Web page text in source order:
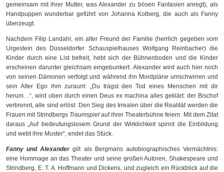
gemeinsam mit ihrer Mutter, was Alexander zu bösen Fantasien anregt), als
Handpuppen wunderbar geführt von Johanna Kolberg, die auch als Fanny
überzeugt.
Nachdem Filip Landahl, ein alter Freund der Familie (herrlich gegeben vom
Urgestein des Düsseldorfer Schauspielhauses Wolfgang Reinbacher) die
Kinder durch eine List befreit, hebt sich der Bühnenboden und die Kinder
erscheinen darunter gleichsam eingebunkert. Alexander wird auch hier noch
von seinen Dämonen verfolgt und während ihn Mordpläne umschwirren und
sein Alter Ego ihm zuraunt: „Du trägst den Tod eines Menschen mit dir
herum…“, wird oben durch einen Deus ex machina alles geklärt: der Bischof
verbrennt, alle sind erlöst. Den Sieg des Irrealen über die Realität werden die
Frauen mit Strindbergs Traumspiel auf ihrer Theaterbühne feiern. Mit dem Zitat
daraus „Auf bedeutungslosem Grund der Wirklichkeit spinnt die Einbildung
und webt ihre Muster“, endet das Stück.
Fanny und Alexandergilt als Bergmans autobiographisches Vermächtnis:
eine Hommage an das Theater und seine großen Autoren, Shakespeare und
Strindberg, E. T. A. Hoffmann und Dickens, und zugleich ein Rückblick auf die